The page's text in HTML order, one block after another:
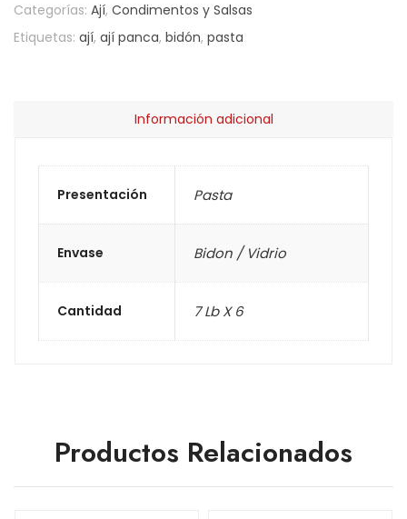
Categorías: Ají, Condimentos y Salsas
Etiquetas: ají, ají panca, bidón, pasta
Información adicional
Presentación Pasta
Envase Bidon / Vidrio
Cantidad 7 Lb X 6
Productos Relacionados